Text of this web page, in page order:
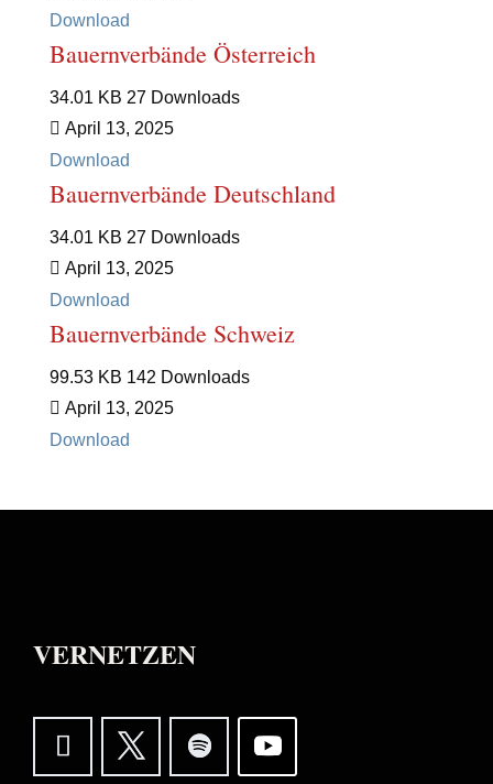
Download
Bauernverbände Österreich
34.01 KB 27 Downloads
April 13, 2025
Download
Bauernverbände Deutschland
34.01 KB 27 Downloads
April 13, 2025
Download
Bauernverbände Schweiz
99.53 KB 142 Downloads
April 13, 2025
Download
VERNETZEN